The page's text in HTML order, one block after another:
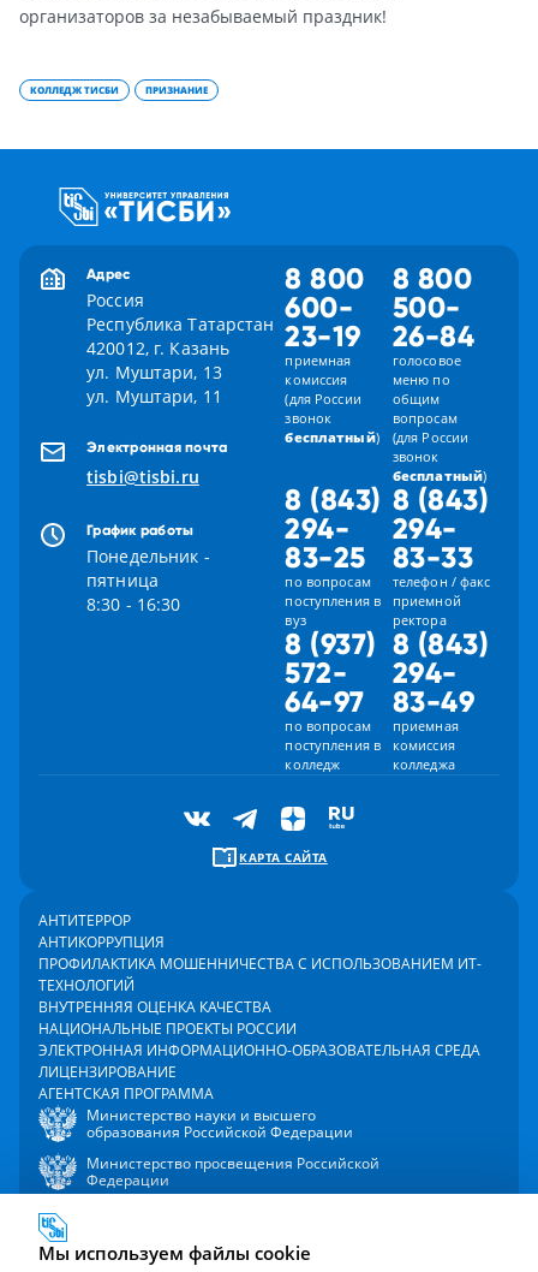
организаторов за незабываемый праздник!
КОЛЛЕДЖ ТИСБИ ПРИЗНАНИЕ
Адрес
Россия
Республика Татарстан
420012, г. Казань
ул. Муштари, 13
ул. Муштари, 11
Электронная почта
tisbi@tisbi.ru
График работы
Понедельник -
пятница
8:30 - 16:30
8 800
600-
23-19
приемная
комиссия
(для России
звонок
бесплатный)
8 800
500-
26-84
голосовое
меню по
общим
вопросам
(для России
звонок
бесплатный)
8 (843)
294-
83-25
по вопросам
поступления в
вуз
8 (843)
294-
83-33
телефон / факс
приемной
ректора
8 (937)
572-
64-97
по вопросам
поступления в
колледж
8 (843)
294-
83-49
приемная
комиссия
колледжа
КАРТА САЙТА
АНТИТЕРРОР
АНТИКОРРУПЦИЯ
ПРОФИЛАКТИКА МОШЕННИЧЕСТВА С ИСПОЛЬЗОВАНИЕМ ИТ-
ТЕХНОЛОГИЙ
ВНУТРЕННЯЯ ОЦЕНКА КАЧЕСТВА
НАЦИОНАЛЬНЫЕ ПРОЕКТЫ РОССИИ
ЭЛЕКТРОННАЯ ИНФОРМАЦИОННО-ОБРАЗОВАТЕЛЬНАЯ СРЕДА
ЛИЦЕНЗИРОВАНИЕ
АГЕНТСКАЯ ПРОГРАММА
Министерство науки и высшего
образования Российской Федерации
Министерство просвещения Российской
Федерации
2000 - 2026 © Университет управления «ТИСБИ»
Мы используем файлы cookie